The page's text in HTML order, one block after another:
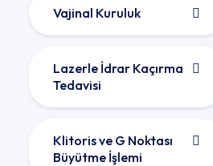
Vajinal Kuruluk
Lazerle İdrar Kaçırma
Tedavisi
Klitoris ve G Noktası
Büyütme İşlemi